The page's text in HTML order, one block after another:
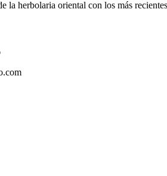
la herbolaria oriental con los más